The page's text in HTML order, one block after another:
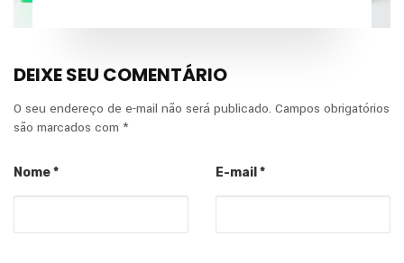
DEIXE SEU COMENTÁRIO
O seu endereço de e-mail não será publicado. Campos obrigatórios
são marcados com *
Nome* E-mail *